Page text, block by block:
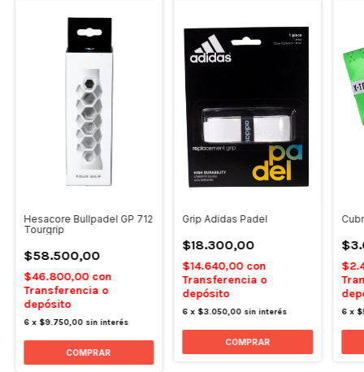
Hesacore Bullpadel GP 712
Tourgrip
$58.500,00
$46.800,00 con
Transferencia o
depósito
6 x $9.750,00 sin interés
Grip Adidas Padel
$18.300,00
$14.640,00 con
Transferencia o
depósito
6 x$3.050,00 sin interés
COMPRAR
6 x